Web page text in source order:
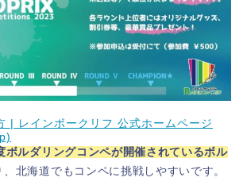
| レインボークリフ 公式ホームページ
ボルダリングコンペが開催されているボル
、北海道でもコンペに挑戦しやすいです。